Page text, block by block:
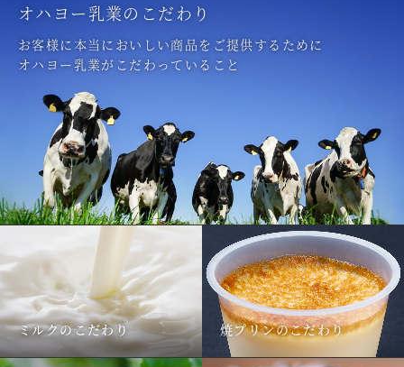
オハヨー乳業のこだわり
お客様に本当においしい商品をご提供するために
オハヨー乳業がこだわっていること
ミルクのこだわり 焼プリンのこだわり